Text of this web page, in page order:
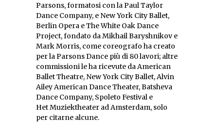
Parsons, formatosi con la Paul Taylor
Dance Company, e New York City Ballet,
Berlin Opera e The White Oak Dance
Project, fondato da Mikhail Baryshnikov e
Mark Morris, come coreografo ha creato
per la Parsons Dance più di 80 lavori; altre
commissioni le ha ricevute da American
Ballet Theatre, New York City Ballet, Alvin
Ailey American Dance Theater, Batsheva
Dance Company, Spoleto Festival e
Het Muziektheater ad Amsterdam, solo
per citarne alcune.